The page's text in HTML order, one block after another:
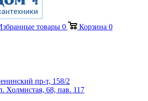
товары 0 Корзина 0
пр-т, 158/2
Холмистая, 68, пав. 117